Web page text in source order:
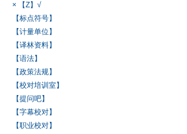
× 【Z】√
【标点符号】
【计量单位】
【译林资料】
【语法】
【政策法规】
【校对培训室】
【提问吧】
【字幕校对】
【职业校对】